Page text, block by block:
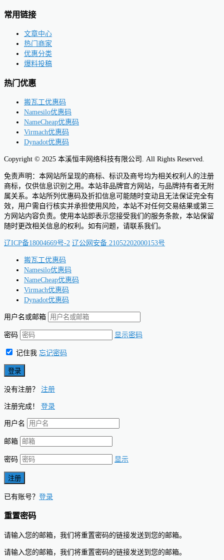
常用链接
文章中心
热门商家
优惠分类
爆料投稿
热门优惠
搬瓦工优惠码
Namesilo优惠码
NameCheap优惠码
Virmach优惠码
Dynadot优惠码
Copyright © 2025 本溪恒丰网络科技有限公司. All Rights Reserved.
免责声明：本网站所呈现的商标、标识及商号均为相关权利人的注册
商标，仅供信息识别之用。本站非品牌官方网站，与品牌持有者无附
属关系。本站所列优惠码及折扣信息可能随时变动且无法保证完全有
效，用户需自行核实并承担使用风险，本站不对任何交易结果或第三
方网站内容负责。使用本站即表示您接受我们的服务条款，本站保留
随时更改相关信息的权利。如有问题，请联系我们。
辽ICP备18004669号-2 辽公网安备 21052202000153号
搬瓦工优惠码
Namesilo优惠码
NameCheap优惠码
Virmach优惠码
Dynadot优惠码
用户名或邮箱
密码 显示密码
记住我 忘记密码
没有注册？ 注册
注册完成！ 登录
用户名
邮箱
密码 显示
已有账号？ 登录
重置密码
请输入您的邮箱，我们将重置密码的链接发送到您的邮箱。
请输入您的邮箱，我们将重置密码的链接发送到您的邮箱。